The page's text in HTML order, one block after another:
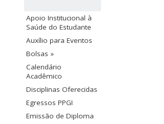
Apoio Institucional à
Saúde do Estudante
Auxílio para Eventos
Bolsas »
Calendário
Acadêmico
Disciplinas Oferecidas
Egressos PPGI
Emissão de Diploma